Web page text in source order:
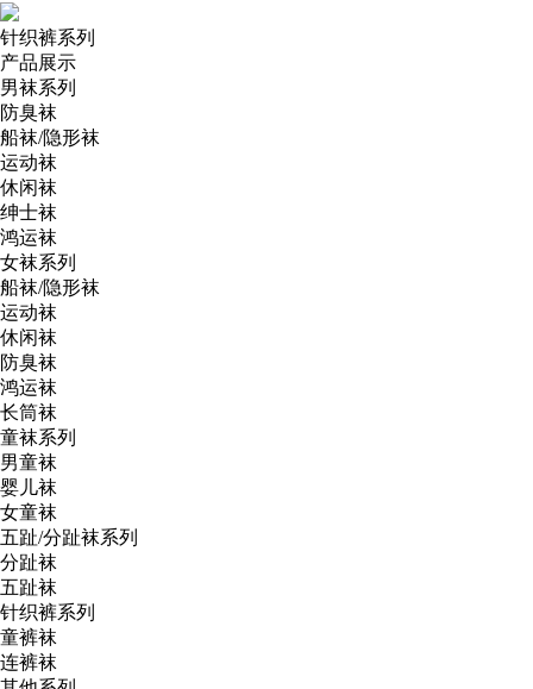
针织裤系列
产品展示
男袜系列
防臭袜
船袜/隐形袜
运动袜
休闲袜
绅士袜
鸿运袜
女袜系列
船袜/隐形袜
运动袜
休闲袜
防臭袜
鸿运袜
长筒袜
童袜系列
男童袜
婴儿袜
女童袜
五趾/分趾袜系列
分趾袜
五趾袜
针织裤系列
童裤袜
连裤袜